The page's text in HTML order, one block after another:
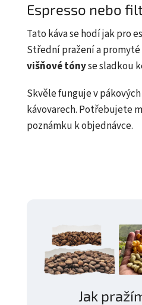
Espresso nebo
Tato káva se hodí jak pro
Střední pražení a
višňové tónyse sladkou
Skvěle funguje v
kávovarech. Potřebujete
poznámku k objednávce.
Jak